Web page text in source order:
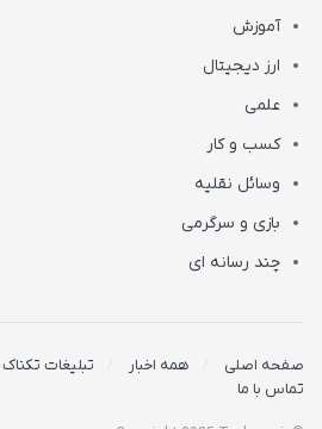
آموزش
ارز دیجیتال
علمی
کسب و کار
وسائل نقلیه
بازی و سرگرمی
چند رسانه ای
صفحه اصلی همه اخبار تبلیغات تکناک
تماس با ما